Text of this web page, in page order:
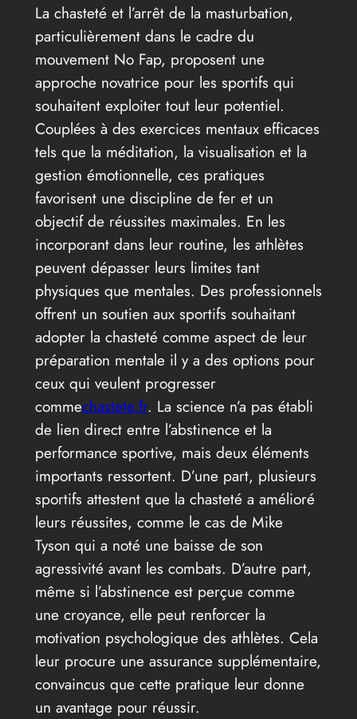
La chasteté et l’arrêt de la masturbation,
particulièrement dans le cadre du
mouvement No Fap, proposent une
approche novatrice pour les sportifs qui
souhaitent exploiter tout leur potentiel.
Couplées à des exercices mentaux efficaces
tels que la méditation, la visualisation et la
gestion émotionnelle, ces pratiques
favorisent une discipline de fer et un
objectif de réussites maximales. En les
incorporant dans leur routine, les athlètes
peuvent dépasser leurs limites tant
physiques que mentales. Des professionnels
offrent un soutien aux sportifs souhaitant
adopter la chasteté comme aspect de leur
préparation mentale il y a des options pour
ceux qui veulent progresser
commechastete.fr. La science n’a pas établi
de lien direct entre l’abstinence et la
performance sportive, mais deux éléments
importants ressortent. D’une part, plusieurs
sportifs attestent que la chasteté a amélioré
leurs réussites, comme le cas de Mike
Tyson qui a noté une baisse de son
agressivité avant les combats. D’autre part,
même si l’abstinence est perçue comme
une croyance, elle peut renforcer la
motivation psychologique des athlètes. Cela
leur procure une assurance supplémentaire,
convaincus que cette pratique leur donne
un avantage pour réussir.